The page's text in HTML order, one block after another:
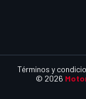
© 2026
Términos y